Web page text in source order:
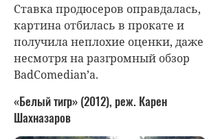
Ставка продюсеров оправдалась,
картина отбилась в прокате и
получила неплохие оценки, даже
несмотря на разгромный обзор
BadComedian’а.
«Белый тигр» (2012), реж. Карен
Шахназаров